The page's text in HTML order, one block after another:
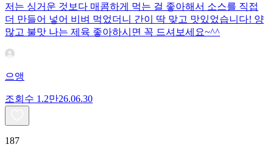
저는 싱거운 것보다 매콤하게 먹는 걸 좋아해서 소스를 직접
더 만들어 넣어 비벼 먹었더니 간이 딱 맞고 맛있었습니다! 양
많고 불맛 나는 제육 좋아하시면 꼭 드셔보세요~^^
으앵
조회수 1.2만26.06.30
187